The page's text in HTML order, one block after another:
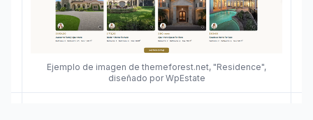
Ejemplo de imagen de themeforest.net, "Residence",
diseñado por WpEstate